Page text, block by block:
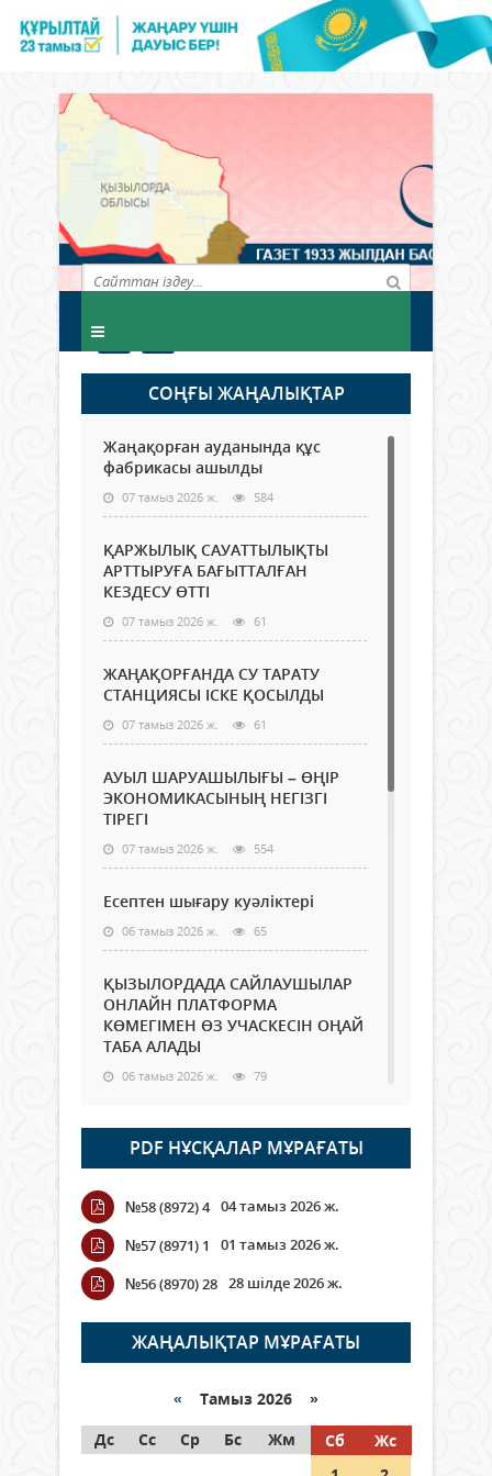
СОҢҒЫ ЖАҢАЛЫҚТАР
Жаңақорған ауданында құс
фабрикасы ашылды
07 тамыз 2026 ж. 584
ҚАРЖЫЛЫҚ САУАТТЫЛЫҚТЫ
АРТТЫРУҒА БАҒЫТТАЛҒАН
КЕЗДЕСУ ӨТТІ
07 тамыз 2026 ж. 61
ЖАҢАҚОРҒАНДА СУ ТАРАТУ
СТАНЦИЯСЫ ІСКЕ ҚОСЫЛДЫ
07 тамыз 2026 ж. 61
АУЫЛ ШАРУАШЫЛЫҒЫ – ӨҢІР
ЭКОНОМИКАСЫНЫҢ НЕГІЗГІ
ТІРЕГІ
07 тамыз 2026 ж. 554
Есептен шығару куәліктері
06 тамыз 2026 ж. 65
ҚЫЗЫЛОРДАДА САЙЛАУШЫЛАР
ОНЛАЙН ПЛАТФОРМА
КӨМЕГІМЕН ӨЗ УЧАСКЕСІН ОҢАЙ
ТАБА АЛАДЫ
06 тамыз 2026 ж. 79
Open Air: Қызылорда облысы
полиция департаменті 20
мыңнан астам көрерменнің
қауіпсіздігін қамтамасыз етті
06 тамыз 2026 ж.
Wi-Fi ҚАБЫРҒА АРҚЫЛЫ ҚАЛАЙ
ӨТЕДІ?
06 тамыз 2026 ж. 256
граждане Казахстана,
05 тамыз 2026 ж. 137
PDF НҰСҚАЛАР МҰРАҒАТЫ
№58 (8972) 4 04 тамыз 2026 ж.
№57 (8971) 1
01 тамыз 2026 ж.
№56 (8970) 28 28 шілде 2026 ж.
ЖАҢАЛЫҚТАР МҰРАҒАТЫ
« Тамыз 2026 »
Дс
Сс Ср Бс Жм Сб
Жс